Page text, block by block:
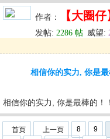
作者： 【大圈仔
发帖: 2286 帖 威望:
u 编辑 u
相信你的实力, 你是
相信你的实力, 你是最棒的！
首页 上一页 8 9